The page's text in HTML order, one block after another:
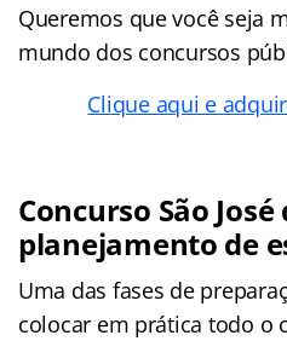
Queremos que você seja
mundo dos concursos
Clique aqui e
Concurso São
planejamento de
Uma das fases de
colocar em prática todo o